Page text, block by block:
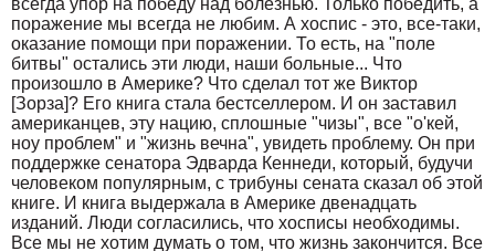
всегда упор на победу над болезнью. Только победить, а
поражение мы всегда не любим. А хоспис - это, все-таки,
оказание помощи при поражении. То есть, на "поле
битвы" остались эти люди, наши больные... Что
произошло в Америке? Что сделал тот же Виктор
[Зорза]? Его книга стала бестселлером. И он заставил
американцев, эту нацию, сплошные "чизы", все "о'кей,
ноу проблем" и "жизнь вечна", увидеть проблему. Он при
поддержке сенатора Эдварда Кеннеди, который, будучи
человеком популярным, с трибуны сената сказал об этой
книге. И книга выдержала в Америке двенадцать
изданий. Люди согласились, что хосписы необходимы.
Все мы не хотим думать о том, что жизнь закончится. Все